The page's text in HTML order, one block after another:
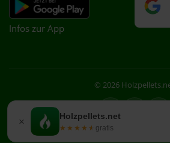
× Holzpellets.net
★★★★★
★★★★★ gratis
Infos zur App
© 2026
Facebook